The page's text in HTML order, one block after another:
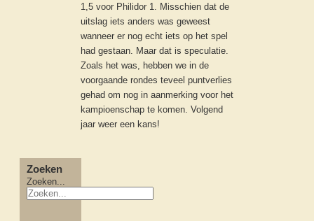
1,5 voor Philidor 1. Misschien dat de
uitslag iets anders was geweest
wanneer er nog echt iets op het spel
had gestaan. Maar dat is speculatie.
Zoals het was, hebben we in de
voorgaande rondes teveel puntverlies
gehad om nog in aanmerking voor het
kampioenschap te komen. Volgend
jaar weer een kans!
Zoeken
Zoeken...